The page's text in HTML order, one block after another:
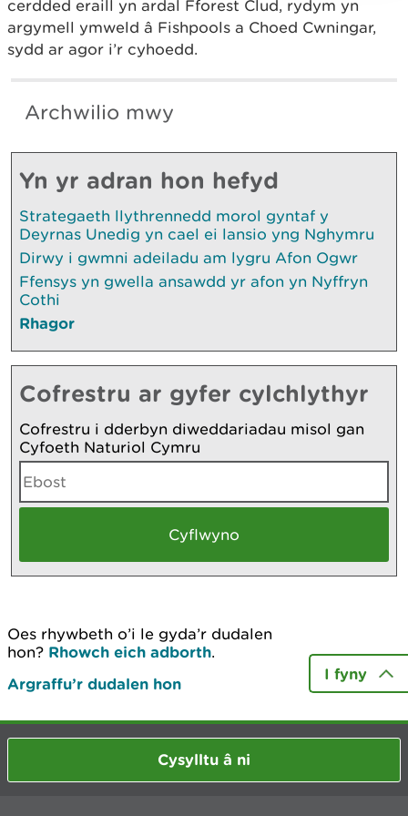
cerdded eraill yn ardal Fforest Clud, rydym yn
argymell ymweld â Fishpools a Choed Cwningar,
sydd ar agor i’r cyhoedd.
Archwilio mwy
Yn yr adran hon hefyd
Strategaeth llythrennedd morol gyntaf y
Deyrnas Unedig yn cael ei lansio yng Nghymru
Dirwy i gwmni adeiladu am lygru Afon Ogwr
Ffensys yn gwella ansawdd yr afon yn Nyffryn
Cothi
Rhagor
Cofrestru ar gyfer cylchlythyr
Cofrestru i dderbyn diweddariadau misol gan
Cyfoeth Naturiol Cymru
Oes rhywbeth o’i le gyda’r dudalen
hon? Rhowch eich adborth.
Argraffu’r dudalen hon
I fyny
Cysylltu â ni